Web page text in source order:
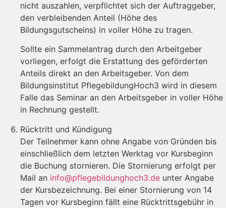
nicht auszahlen, verpflichtet sich der Auftraggeber,
den verbleibenden Anteil (Höhe des
Bildungsgutscheins) in voller Höhe zu tragen.
Sollte ein Sammelantrag durch den Arbeitgeber
vorliegen, erfolgt die Erstattung des geförderten
Anteils direkt an den Arbeitsgeber. Von dem
Bildungsinstitut PflegebildungHoch3 wird in diesem
Falle das Seminar an den Arbeitsgeber in voller Höhe
in Rechnung gestellt.
Rücktritt und Kündigung
Der Teilnehmer kann ohne Angabe von Gründen bis
einschließlich dem letzten Werktag vor Kursbeginn
die Buchung stornieren. Die Stornierung erfolgt per
Mail an info@pflegebildunghoch3.de unter Angabe
der Kursbezeichnung. Bei einer Stornierung von 14
Tagen vor Kursbeginn fällt eine Rücktrittsgebühr in